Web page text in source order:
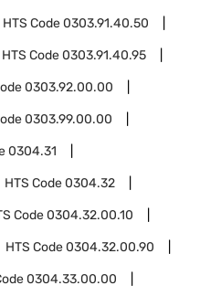
HTS Code0303.91.40.50
HTS Code0303.91.40.95
0303.92.00.00
0303.99.00.00
0304.31
HTS Code0304.32
Code0304.32.00.10
HTS Code0304.32.00.90
0304.33.00.00